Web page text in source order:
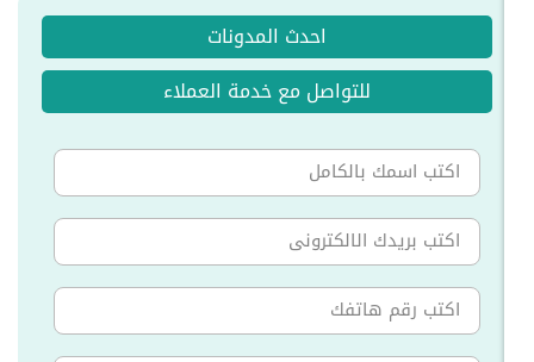
احدث المدونات
للتواصل مع خدمة العملاء